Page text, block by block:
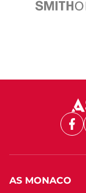
AS MONACO